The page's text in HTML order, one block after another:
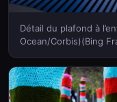
Détail du plafond à
Ocean/Corbis)(Bing